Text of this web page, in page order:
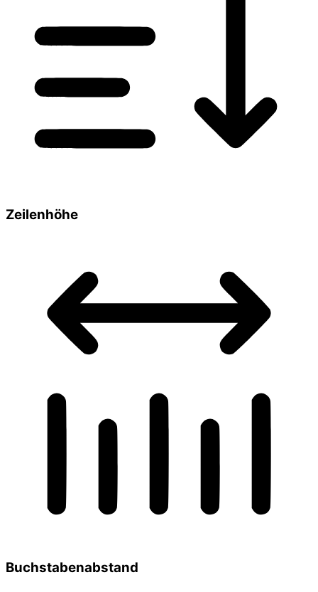
Zeilenhöhe
Buchstabenabstand